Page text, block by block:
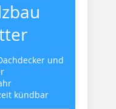
und
kündbar